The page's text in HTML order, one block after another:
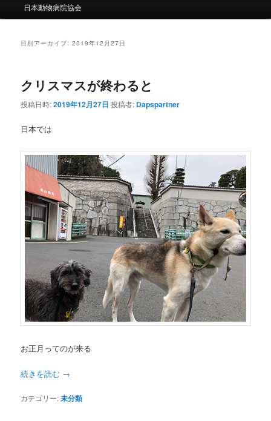
メ
日本動物病院協会
日別アーカイブ:2019年12月27日
クリスマスが終わると
投稿日時:2019年12月27日 投稿者: Dapspartner
日本では
お正月ってのが来る
続きを読む →
カテゴリー:未分類